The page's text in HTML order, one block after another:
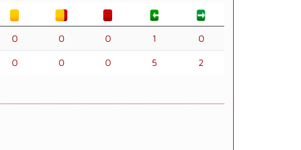
0 0 0 1 0
0 0 0 5 2